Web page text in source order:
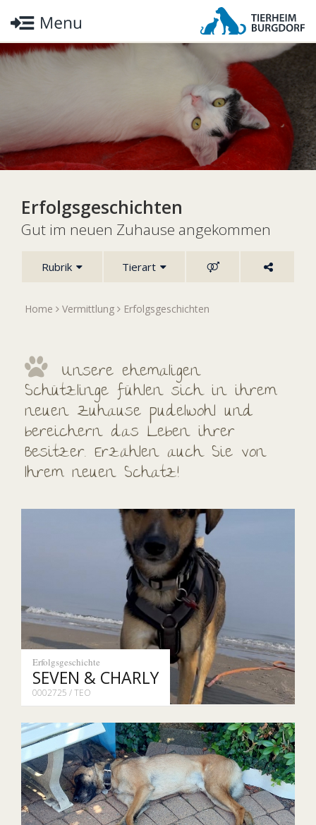
Erfolgsgeschichten
Gut im neuen Zuhause angekommen
Rubrik Tierart
Home Vermittlung Erfolgsgeschichten
Unsere ehemaligen
Schützlinge fühlen sich in ihrem
neuen Zuhause pudelwohl und
bereichern das Leben ihrer
Besitzer. Erzählen auch Sie von
Ihrem neuen Schatz!
Erfolgsgeschichte
SEVEN & CHARLY
0002725 / TEO